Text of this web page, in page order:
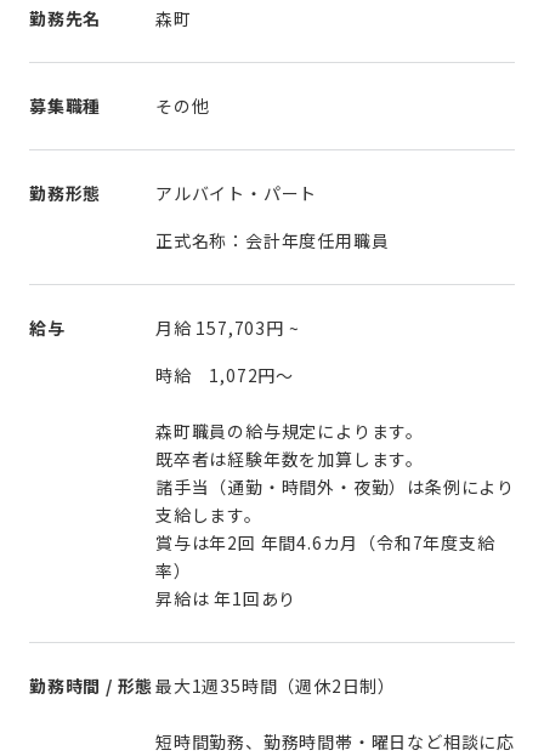
勤務先名 森町
募集職種 その他
勤務形態
アルバイト・パート
正式名称：会計年度任用職員
給与 月給 157,703円 ~
時給 1,072円～
森町職員の給与規定によります。
既卒者は経験年数を加算します。
諸手当（通勤・時間外・夜勤）は条例により
支給します。
賞与は年2回 年間4.6カ月（令和7年度支給
率）
昇給は 年1回あり
勤務時間 / 形態最大1週35時間（週休2日制）
短時間勤務、勤務時間帯・曜日など相談に応